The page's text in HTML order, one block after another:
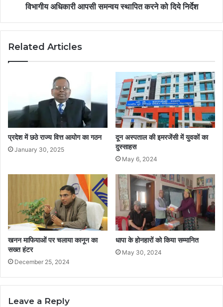
विभागीय अधिकारी आपसी समन्वय स्थापित करने को दिये निर्देश
Related Articles
प्रदेश में छठे राज्य वित्त आयोग का गठन
January 30, 2025
दून अस्पताल की इमरजेंसी में युवकों का
दुस्साहस
May 6, 2024
खनन माफियाओं पर चलाया कानून का
सख्त हंटर
December 25, 2024
धापा के होनहारों को किया सम्मानित
May 30, 2024
Leave a Reply